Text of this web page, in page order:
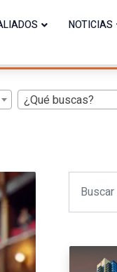
NOTICIAS
¿Qué buscas?